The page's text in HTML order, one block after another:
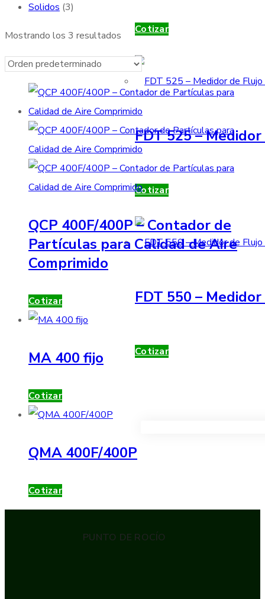
Cotizar
FDT 525 –
Cotizar
FDT 550 –
Cotizar
PUNTO DE ROCÍO
Solidos (3)
Mostrando los 3 resultados
QCP 400F/400P – Contador de
Partículas para Calidad de Aire
Comprimido
Cotizar
MA 400 fijo
Cotizar
QMA 400F/400P
Cotizar